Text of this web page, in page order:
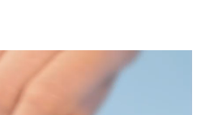
Consegna stimata8/17/26
Consegna stimata